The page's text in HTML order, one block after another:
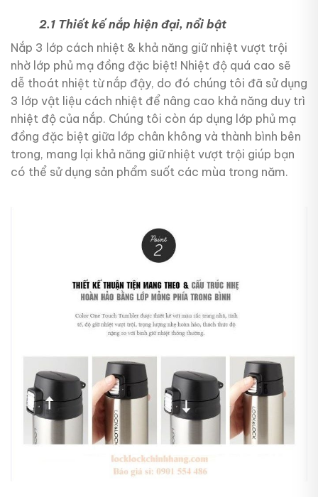
2.1 Thiết kế nắp hiện đại, nổi bật
Nắp 3 lớp cách nhiệt & khả năng giữ nhiệt vượt trội
nhờ lớp phủ mạ đồng đặc biệt! Nhiệt độ quá cao sẽ
dễ thoát nhiệt từ nắp đậy, do đó chúng tôi đã sử dụng
3 lớp vật liệu cách nhiệt để nâng cao khả năng duy trì
nhiệt độ của nắp. Chúng tôi còn áp dụng lớp phủ mạ
đồng đặc biệt giữa lớp chân không và thành bình bên
trong, mang lại khả năng giữ nhiệt vượt trội giúp bạn
có thể sử dụng sản phẩm suốt các mùa trong năm.